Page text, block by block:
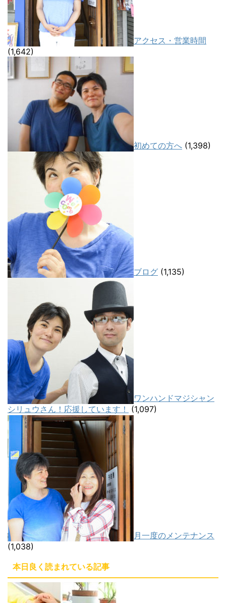
アクセス・営業時間
(1,642)
初めての方へ (1,398)
ブログ (1,135)
ワンハンドマジシャン
シリュウさん！応援しています！
(1,097)
月一度のメンテナンス
(1,038)
本日良く読まれている記事